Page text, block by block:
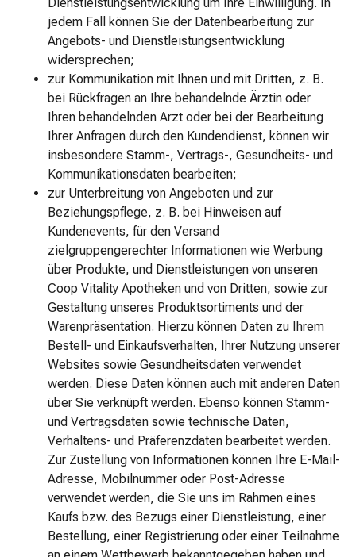
up
Augenbrauenstifte
Makeup
Entferner
Abdeckstifte
Eyeliner
&
Kajal
Foundation
Kosmetikzubehör
Lidschatten
Lippenbalsam
Lippenstifte
Mascara
Rouge
Künstliche
Wimpern
BB-
&
CC-
Cream
Puder
Parfum
&
Deo
Deo-
&
Body
Sprays
jedem Fall können Sie der Datenbearbeitung zur
Angebots- und Dienstleistungsentwicklung
widersprechen;
zur Kommunikation mit Ihnen und mit Dritten, z. B.
bei Rückfragen an Ihre behandelnde Ärztin oder
Ihren behandelnden Arzt oder bei der Bearbeitung
Ihrer Anfragen durch den Kundendienst, können wir
insbesondere Stamm-, Vertrags-, Gesundheits- und
Kommunikationsdaten bearbeiten;
zur Unterbreitung von Angeboten und zur
Beziehungspflege, z. B. bei Hinweisen auf
Kundenevents, für den Versand
zielgruppengerechter Informationen wie Werbung
über Produkte, und Dienstleistungen von unseren
Coop Vitality Apotheken und von Dritten, sowie zur
Gestaltung unseres Produktsortiments und der
Warenpräsentation. Hierzu können Daten zu Ihrem
Bestell- und Einkaufsverhalten, Ihrer Nutzung unserer
Websites sowie Gesundheitsdaten verwendet
werden. Diese Daten können auch mit anderen Daten
über Sie verknüpft werden. Ebenso können Stamm-
und Vertragsdaten sowie technische Daten,
Verhaltens- und Präferenzdaten bearbeitet werden.
Zur Zustellung von Informationen können Ihre E-Mail-
Adresse, Mobilnummer oder Post-Adresse
verwendet werden, die Sie uns im Rahmen eines
Kaufs bzw. des Bezugs einer Dienstleistung, einer
Bestellung, einer Registrierung oder einer Teilnahme